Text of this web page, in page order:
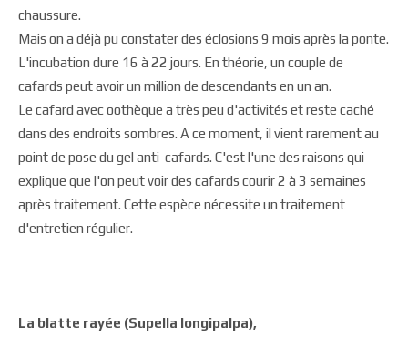
chaussure.
Mais on a déjà pu constater des éclosions 9 mois après la ponte.
L'incubation dure 16 à 22 jours. En théorie, un couple de
cafards peut avoir un million de descendants en un an.
Le cafard avec oothèque a très peu d'activités et reste caché
dans des endroits sombres. A ce moment, il vient rarement au
point de pose du gel anti-cafards. C'est l'une des raisons qui
explique que l'on peut voir des cafards courir 2 à 3 semaines
après traitement. Cette espèce nécessite un traitement
d'entretien régulier.
La blatte rayée (Supella longipalpa),